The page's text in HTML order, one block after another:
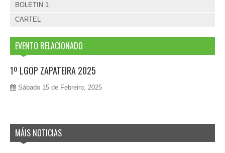
BOLETIN 1
CARTEL
EVENTO RELACIONADO
1º LGOP ZAPATEIRA 2025
Sábado 15 de Febreiro, 2025
MÁIS NOTICIAS